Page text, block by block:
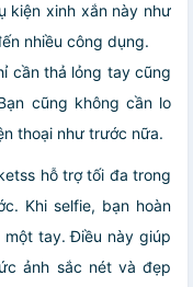
kiện xinh xắn này như
nhiều công dụng.
cần thả lỏng tay cũng
cũng không cần lo
thoại như trước nữa.
hỗ trợ tối đa trong
Khi selfie, bạn hoàn
tay. Điều này giúp
ảnh sắc nét và đẹp